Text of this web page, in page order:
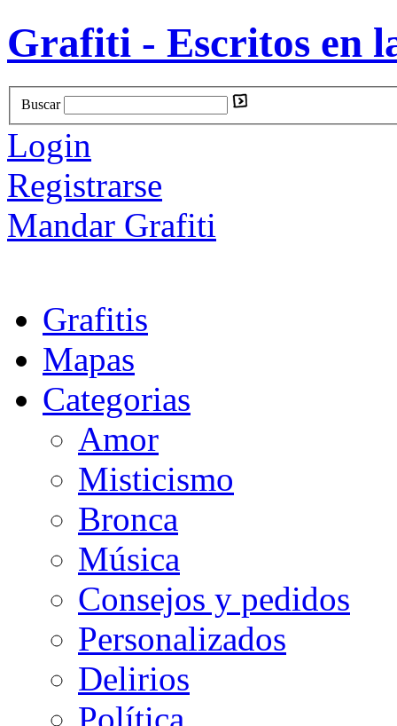
Grafiti - Escritos en
Buscar
Login
Registrarse
Mandar Grafiti
Grafitis
Mapas
Categorias
Amor
Misticismo
Bronca
Música
Consejos y pedidos
Personalizados
Delirios